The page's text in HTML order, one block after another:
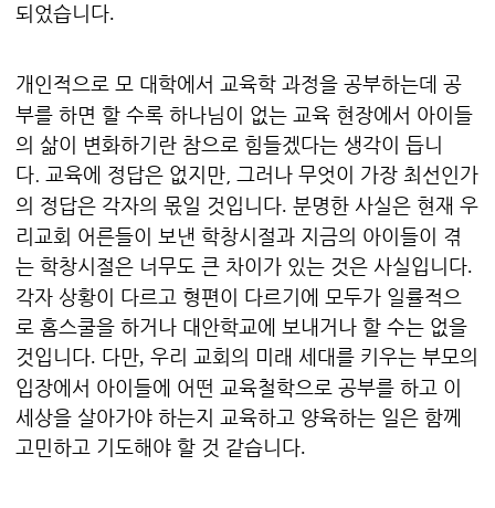
되었습니다.
개인적으로 모 대학에서 교육학 과정을 공부하는데 공
부를 하면 할 수록 하나님이 없는 교육 현장에서 아이들
의 삶이 변화하기란 참으로 힘들겠다는 생각이 듭니
다. 교육에 정답은 없지만, 그러나 무엇이 가장 최선인가
의 정답은 각자의 몫일 것입니다. 분명한 사실은 현재 우
리교회 어른들이 보낸 학창시절과 지금의 아이들이 겪
는 학창시절은 너무도 큰 차이가 있는 것은 사실입니다.
각자 상황이 다르고 형편이 다르기에 모두가 일률적으
로 홈스쿨을 하거나 대안학교에 보내거나 할 수는 없을
것입니다. 다만, 우리 교회의 미래 세대를 키우는 부모의
입장에서 아이들에 어떤 교육철학으로 공부를 하고 이
세상을 살아가야 하는지 교육하고 양육하는 일은 함께
고민하고 기도해야 할 것 같습니다.